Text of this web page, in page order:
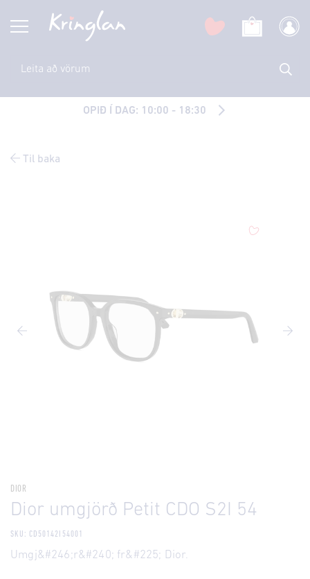
OPIÐ Í DAG: 10:00 - 18:30
Til baka
DIOR
Dior umgjörð Petit CDO S2I 54
SKU: CD50142I54001
Umgj&#246;r&#240; fr&#225; Dior.